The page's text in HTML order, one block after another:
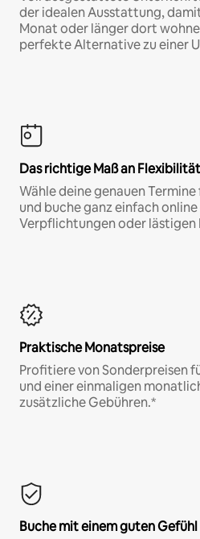
der idealen Ausstattung,
Monat oder länger dort
perfekte Alternative zu einer
Das richtige Maß an Flexibilität
Wähle deine genauen
und buche ganz einfach
Verpflichtungen oder lästigen
Praktische Monatspreise
Profitiere von Sonderpreisen
und einer einmaligen
zusätzliche Gebühren.*
Buche mit einem guten Gefühl